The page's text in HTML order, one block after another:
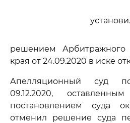
решением Арбитражного
края от 24.09.2020 в иске
Апелляционный суд
09.12.2020,
постановлением суда
отменил решение суда